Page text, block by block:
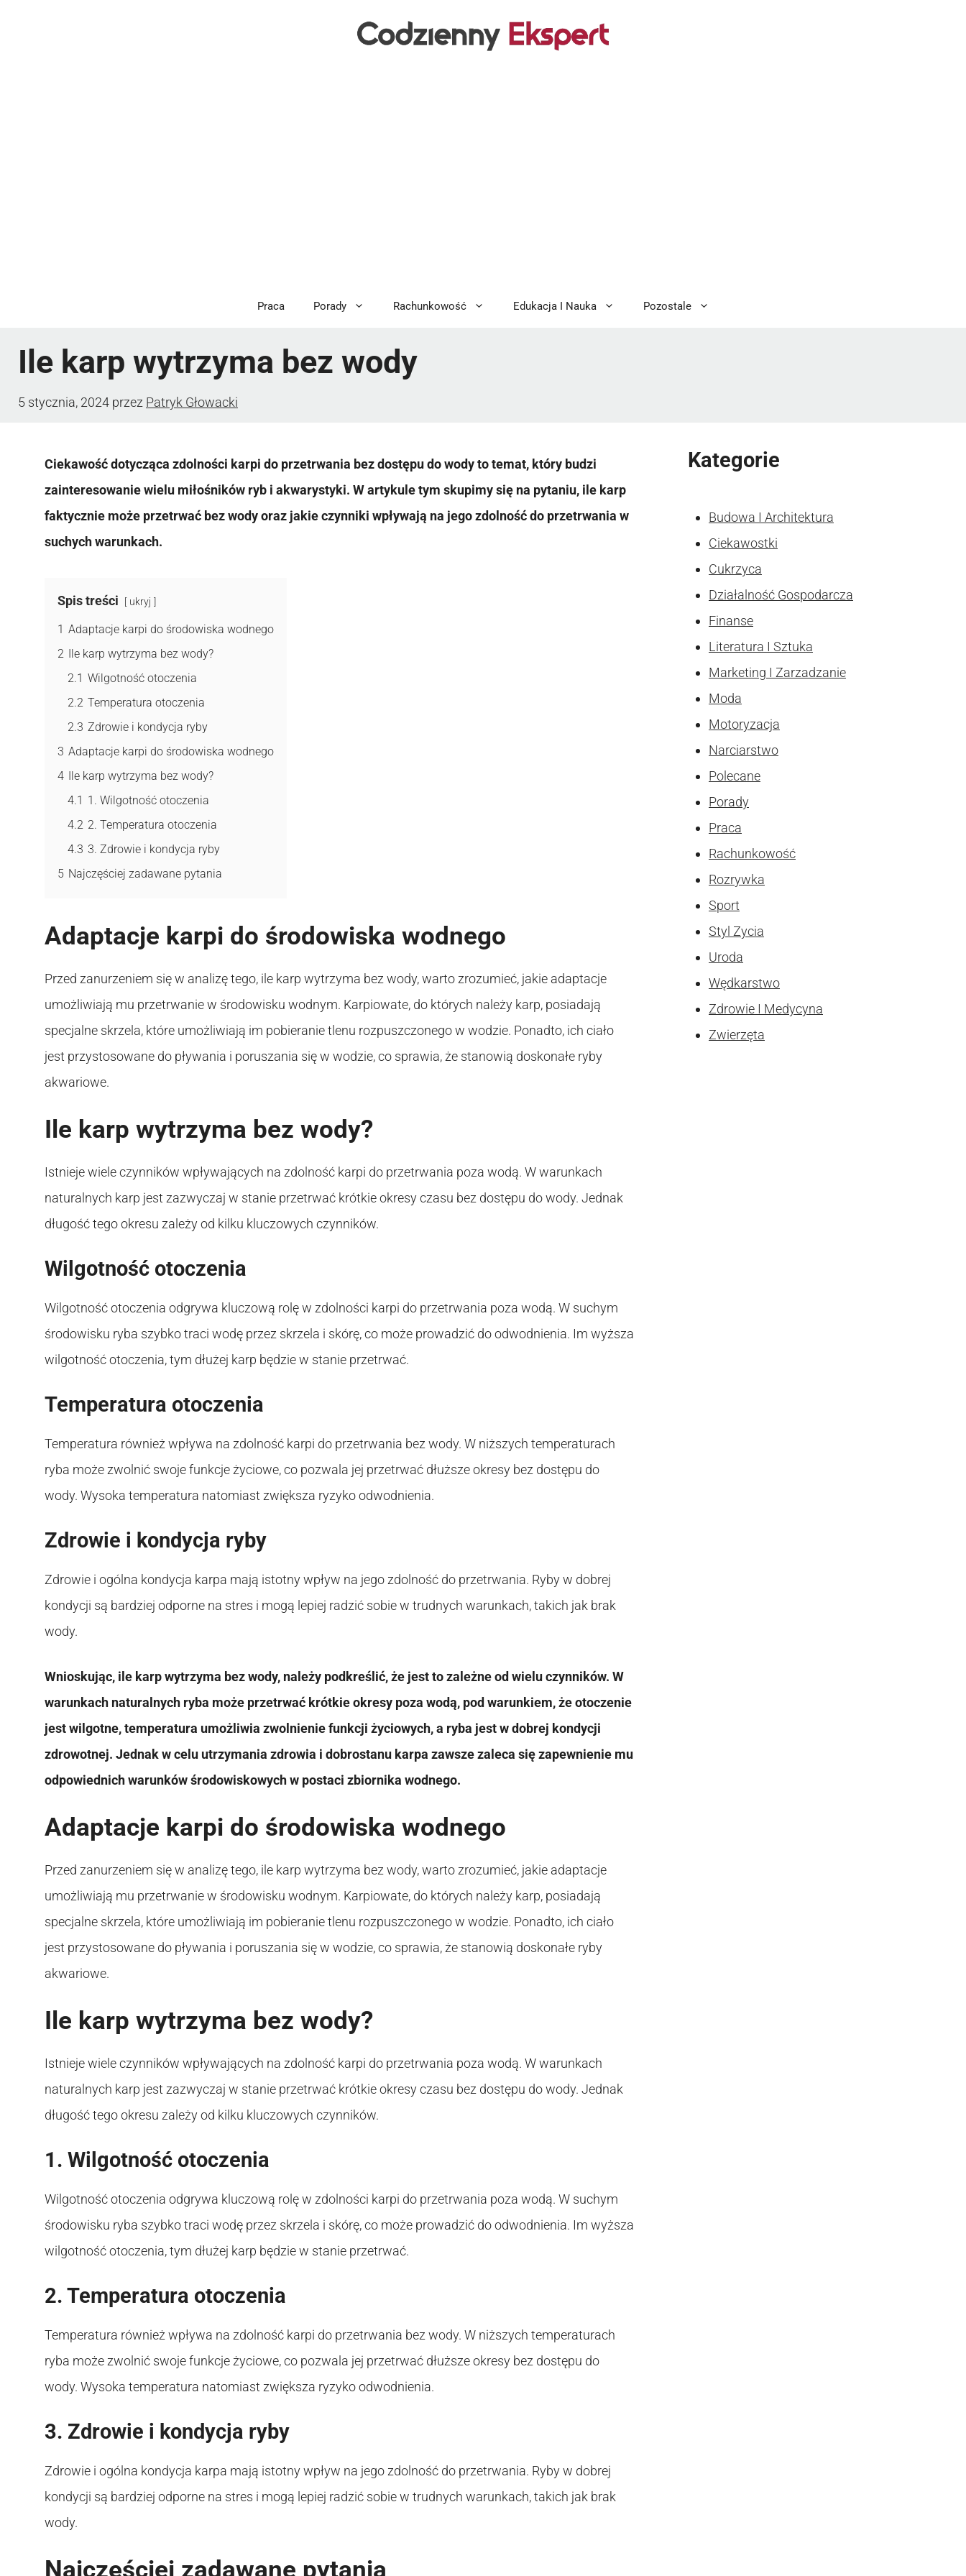
Praca Porady Rachunkowość Edukacja I Nauka Pozostale
Ile karp wytrzyma bez wody
5 stycznia, 2024 przez Patryk Głowacki
Ciekawość dotycząca zdolności karpi do przetrwania bez dostępu do wody to temat, który budzi
zainteresowanie wielu miłośników ryb i akwarystyki. W artykule tym skupimy się na pytaniu, ile karp
faktycznie może przetrwać bez wody oraz jakie czynniki wpływają na jego zdolność do przetrwania w
suchych warunkach.
Spis treści ukryj
1 Adaptacje karpi do środowiska wodnego
2 Ile karp wytrzyma bez wody?
2.1 Wilgotność otoczenia
2.2 Temperatura otoczenia
2.3 Zdrowie i kondycja ryby
3 Adaptacje karpi do środowiska wodnego
4 Ile karp wytrzyma bez wody?
4.1 1. Wilgotność otoczenia
4.2 2. Temperatura otoczenia
4.3 3. Zdrowie i kondycja ryby
5 Najczęściej zadawane pytania
Adaptacje karpi do środowiska wodnego
Przed zanurzeniem się w analizę tego, ile karp wytrzyma bez wody, warto zrozumieć, jakie adaptacje
umożliwiają mu przetrwanie w środowisku wodnym. Karpiowate, do których należy karp, posiadają
specjalne skrzela, które umożliwiają im pobieranie tlenu rozpuszczonego w wodzie. Ponadto, ich ciało
jest przystosowane do pływania i poruszania się w wodzie, co sprawia, że stanowią doskonałe ryby
akwariowe.
Ile karp wytrzyma bez wody?
Istnieje wiele czynników wpływających na zdolność karpi do przetrwania poza wodą. W warunkach
naturalnych karp jest zazwyczaj w stanie przetrwać krótkie okresy czasu bez dostępu do wody. Jednak
długość tego okresu zależy od kilku kluczowych czynników.
Wilgotność otoczenia
Wilgotność otoczenia odgrywa kluczową rolę w zdolności karpi do przetrwania poza wodą. W suchym
środowisku ryba szybko traci wodę przez skrzela i skórę, co może prowadzić do odwodnienia. Im wyższa
wilgotność otoczenia, tym dłużej karp będzie w stanie przetrwać.
Temperatura otoczenia
Temperatura również wpływa na zdolność karpi do przetrwania bez wody. W niższych temperaturach
ryba może zwolnić swoje funkcje życiowe, co pozwala jej przetrwać dłuższe okresy bez dostępu do
wody. Wysoka temperatura natomiast zwiększa ryzyko odwodnienia.
Zdrowie i kondycja ryby
Zdrowie i ogólna kondycja karpa mają istotny wpływ na jego zdolność do przetrwania. Ryby w dobrej
kondycji są bardziej odporne na stres i mogą lepiej radzić sobie w trudnych warunkach, takich jak brak
wody.
Wnioskując, ile karp wytrzyma bez wody, należy podkreślić, że jest to zależne od wielu czynników. W
warunkach naturalnych ryba może przetrwać krótkie okresy poza wodą, pod warunkiem, że otoczenie
jest wilgotne, temperatura umożliwia zwolnienie funkcji życiowych, a ryba jest w dobrej kondycji
zdrowotnej. Jednak w celu utrzymania zdrowia i dobrostanu karpa zawsze zaleca się zapewnienie mu
odpowiednich warunków środowiskowych w postaci zbiornika wodnego.
Adaptacje karpi do środowiska wodnego
Przed zanurzeniem się w analizę tego, ile karp wytrzyma bez wody, warto zrozumieć, jakie adaptacje
umożliwiają mu przetrwanie w środowisku wodnym. Karpiowate, do których należy karp, posiadają
specjalne skrzela, które umożliwiają im pobieranie tlenu rozpuszczonego w wodzie. Ponadto, ich ciało
jest przystosowane do pływania i poruszania się w wodzie, co sprawia, że stanowią doskonałe ryby
akwariowe.
Ile karp wytrzyma bez wody?
Istnieje wiele czynników wpływających na zdolność karpi do przetrwania poza wodą. W warunkach
naturalnych karp jest zazwyczaj w stanie przetrwać krótkie okresy czasu bez dostępu do wody. Jednak
długość tego okresu zależy od kilku kluczowych czynników.
1. Wilgotność otoczenia
Wilgotność otoczenia odgrywa kluczową rolę w zdolności karpi do przetrwania poza wodą. W suchym
środowisku ryba szybko traci wodę przez skrzela i skórę, co może prowadzić do odwodnienia. Im wyższa
wilgotność otoczenia, tym dłużej karp będzie w stanie przetrwać.
2. Temperatura otoczenia
Temperatura również wpływa na zdolność karpi do przetrwania bez wody. W niższych temperaturach
ryba może zwolnić swoje funkcje życiowe, co pozwala jej przetrwać dłuższe okresy bez dostępu do
wody. Wysoka temperatura natomiast zwiększa ryzyko odwodnienia.
3. Zdrowie i kondycja ryby
Zdrowie i ogólna kondycja karpa mają istotny wpływ na jego zdolność do przetrwania. Ryby w dobrej
kondycji są bardziej odporne na stres i mogą lepiej radzić sobie w trudnych warunkach, takich jak brak
wody.
Najczęściej zadawane pytania
Kategorie
Budowa I Architektura
Ciekawostki
Cukrzyca
Działalność Gospodarcza
Finanse
Literatura I Sztuka
Marketing I Zarzadzanie
Moda
Motoryzacja
Narciarstwo
Polecane
Porady
Praca
Rachunkowość
Rozrywka
Sport
Styl Zycia
Uroda
Wędkarstwo
Zdrowie I Medycyna
Zwierzęta